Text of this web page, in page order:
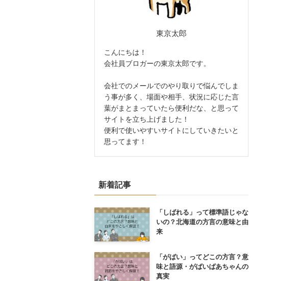
東京太郎
こんにちは！
会社員ブロガーの東京太郎です。
会社でのメールでのやり取りで悩んでしま
う事が多く、場面や相手、状況に応じた言
葉がまとまっていたら便利だな、と思って
サイトを立ち上げました！
便利で使いやすいサイトにしていきたいと
思ってます！
新着記事
「しばれる」って標準語じゃな
いの？北海道の方言の意味と由
来
「がばい」ってどこの方言？意
味と語源・がばいばあちゃんの
真実